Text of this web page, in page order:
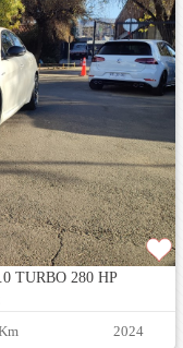
TURBO 280 HP
2024